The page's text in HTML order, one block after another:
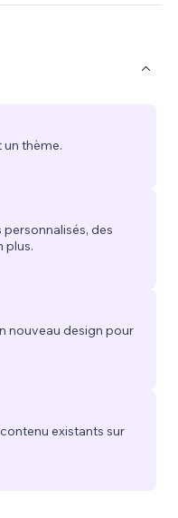
thème.
des
plus.
nouveau design pour
existants sur